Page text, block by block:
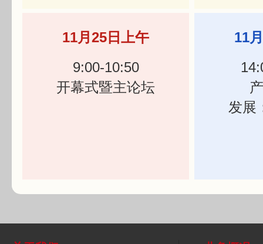
11月25日上午
9:00-10:50
开幕式暨主论坛
11
发展